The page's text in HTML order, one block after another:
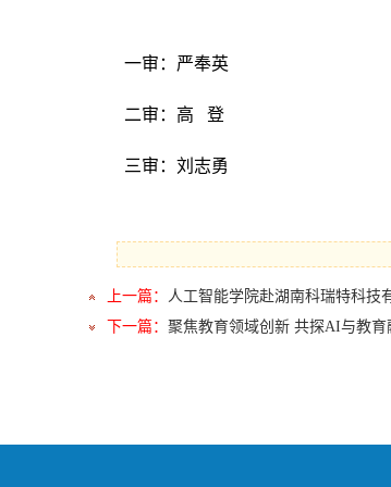
一审：严奉英
二审：高 登
三审：刘志勇
上一篇：
人工智能学院赴湖南科瑞特科技
下一篇： 聚焦教育领域创新 共探AI与教育